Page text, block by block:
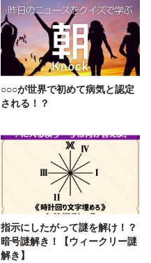
○○○が世界で初めて病気と認定
される！？
指示にしたがって謎を解け！？
暗号謎解き！【ウィークリー謎
解き】